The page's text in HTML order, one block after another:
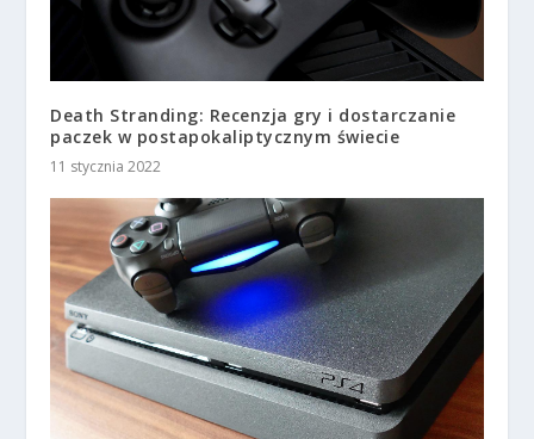
Death Stranding: Recenzja gry i dostarczanie
paczek w postapokaliptycznym świecie
11 stycznia 2022